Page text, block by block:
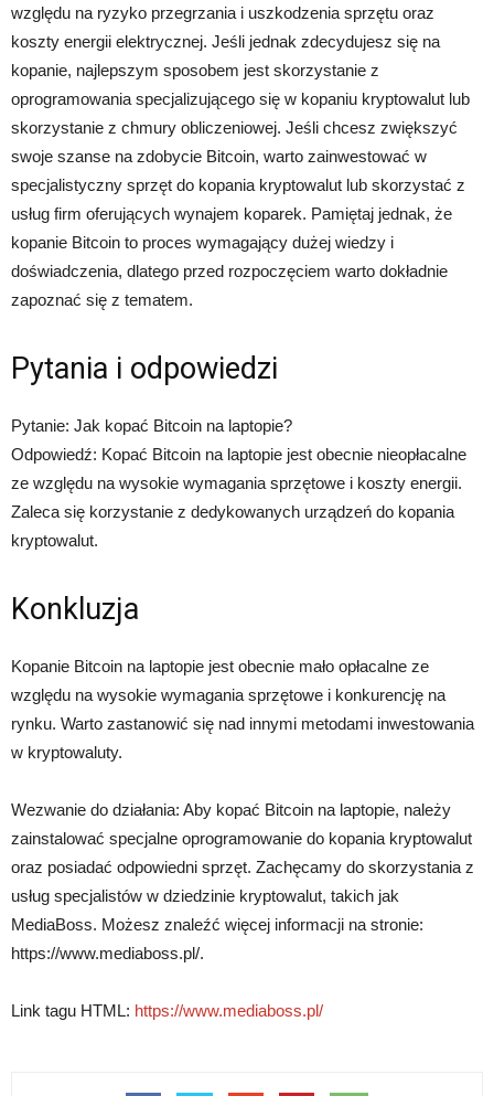
względu na ryzyko przegrzania i uszkodzenia sprzętu oraz
koszty energii elektrycznej. Jeśli jednak zdecydujesz się na
kopanie, najlepszym sposobem jest skorzystanie z
oprogramowania specjalizującego się w kopaniu kryptowalut lub
skorzystanie z chmury obliczeniowej. Jeśli chcesz zwiększyć
swoje szanse na zdobycie Bitcoin, warto zainwestować w
specjalistyczny sprzęt do kopania kryptowalut lub skorzystać z
usług firm oferujących wynajem koparek. Pamiętaj jednak, że
kopanie Bitcoin to proces wymagający dużej wiedzy i
doświadczenia, dlatego przed rozpoczęciem warto dokładnie
zapoznać się z tematem.
Pytania i odpowiedzi
Pytanie: Jak kopać Bitcoin na laptopie?
Odpowiedź: Kopać Bitcoin na laptopie jest obecnie nieopłacalne
ze względu na wysokie wymagania sprzętowe i koszty energii.
Zaleca się korzystanie z dedykowanych urządzeń do kopania
kryptowalut.
Konkluzja
Kopanie Bitcoin na laptopie jest obecnie mało opłacalne ze
względu na wysokie wymagania sprzętowe i konkurencję na
rynku. Warto zastanowić się nad innymi metodami inwestowania
w kryptowaluty.
Wezwanie do działania: Aby kopać Bitcoin na laptopie, należy
zainstalować specjalne oprogramowanie do kopania kryptowalut
oraz posiadać odpowiedni sprzęt. Zachęcamy do skorzystania z
usług specjalistów w dziedzinie kryptowalut, takich jak
MediaBoss. Możesz znaleźć więcej informacji na stronie:
https://www.mediaboss.pl/.
Link tagu HTML: https://www.mediaboss.pl/